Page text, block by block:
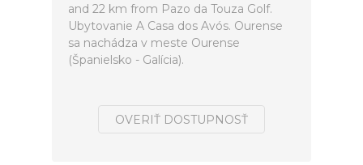
and 22 km from Pazo da Touza Golf.
Ubytovanie A Casa dos Avós. Ourense
sa nachádza v meste Ourense
(Španielsko - Galícia).
OVERIŤ DOSTUPNOSŤ